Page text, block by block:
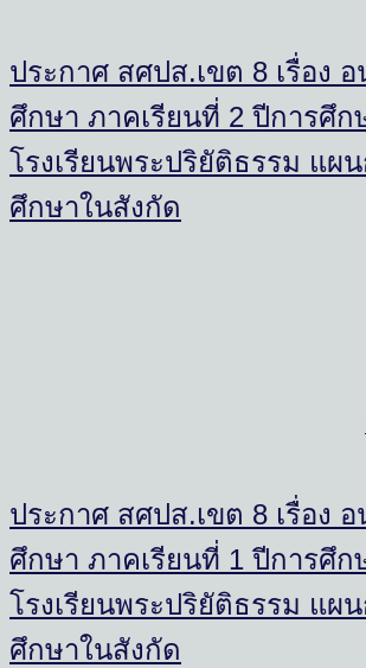
ประกาศ สศปส.เขต 8 เรื่อง
ศึกษา ภาคเรียนที่ 2 ปีการศึก
โรงเรียนพระปริยัติธรรม แผ
ศึกษาในสังกัด
ประกาศ สศปส.เขต 8 เรื่อง
ศึกษา ภาคเรียนที่ 1 ปีการศึก
โรงเรียนพระปริยัติธรรม แผ
ศึกษาในสังกัด